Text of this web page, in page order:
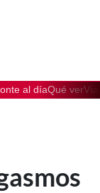
al díaQué ver